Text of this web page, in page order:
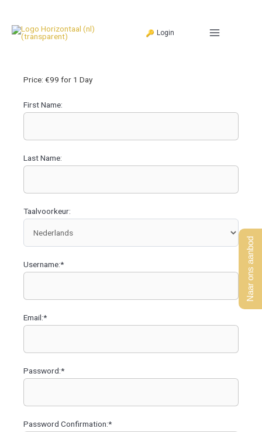
Login
Price: €99 for 1 Day
First Name:
Last Name:
Taalvoorkeur:
Username:*
Email:*
Password:*
Password Confirmation:*
Naar ons aanbod